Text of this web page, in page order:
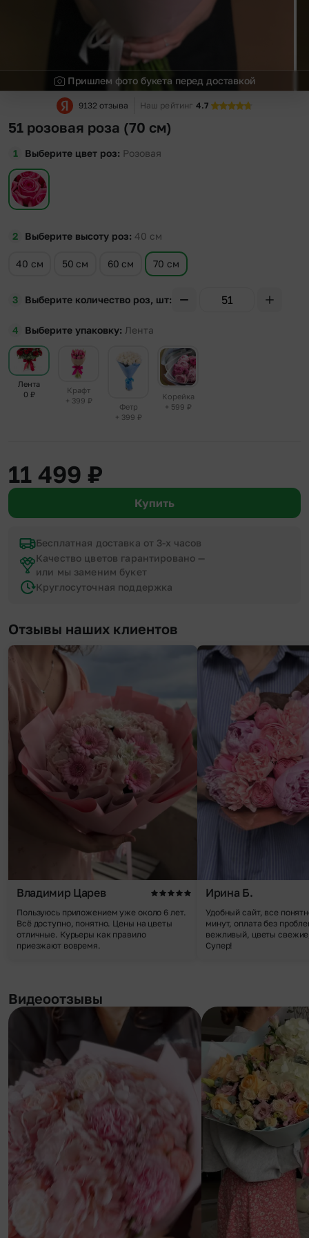
Пришлем фото букета перед доставкой
9132 отзыва Наш рейтинг 4.7
51 розовая роза (70 см)
Выберите цвет роз Розовая
Выберите высоту роз 40 см
40 см 50 см 60 см 70 см
Выберите количество роз, шт
Выберите упаковку Лента
Лента
0 ₽
Крафт
+ 399 ₽
Фетр
+ 399 ₽
Корейка
+ 599 ₽
11 499 ₽
Купить
Бесплатная доставка от 3-х часов
Качество цветов гарантировано —
или мы заменим букет
Круглосуточная поддержка
Отзывы наших клиентов
Владимир Царев
Пользуюсь приложением уже около 6 лет.
Всё доступно, понятно. Цены на цветы
отличные. Курьеры как правило
приезжают вовремя.
Ирина Б.
Удобный сайт, все
минут, оплата без
вежливый, цветы
Супер!
Видеоотзывы